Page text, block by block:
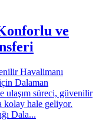
ve
Havalimanı
Dalaman
ulaşım süreci, güvenilir
kolay hale geliyor.
Dala...